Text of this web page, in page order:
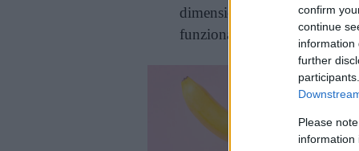
confirm
continue
information
further
Please
information
dimensioni e sulla durata
funzionare, ci sono anche